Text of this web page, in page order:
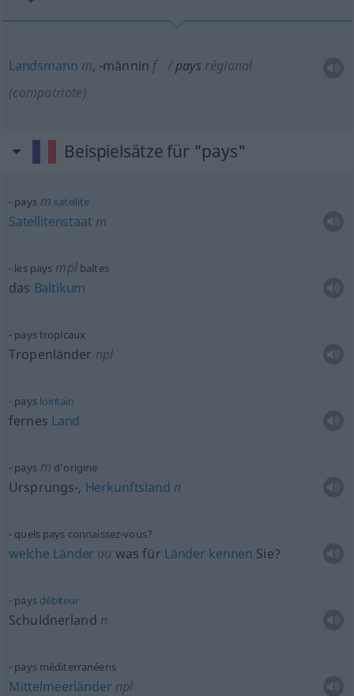
Landsmann m, -männin f pays régional
(compatriote)
Beispielsätze für "pays"
paysm satellite
Satellitenstaat m
les pays mplbaltes
das Baltikum
pays tropicaux
Tropenländer npl
pays lointain
fernes Land
paysm d’origine
Ursprungs-, Herkunftsland n
quels pays connaissez-vous?
welche Länder ou was für Länder kennen Sie?
pays débiteur
Schuldnerland n
pays méditerranéens
Mittelmeerländer npl